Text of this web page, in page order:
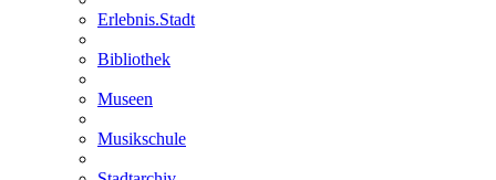
Erlebnis.Stadt
Bibliothek
Museen
Musikschule